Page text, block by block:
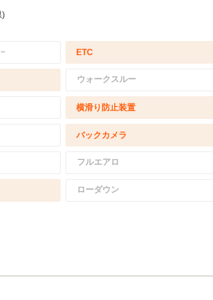
)
ETC
ウォークスルー
横滑り防止装置
バックカメラ
フルエアロ
ローダウン